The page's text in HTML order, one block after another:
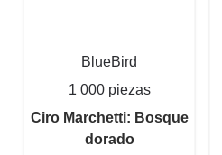
BlueBird
1 000 piezas
Ciro Marchetti: Bosque
dorado